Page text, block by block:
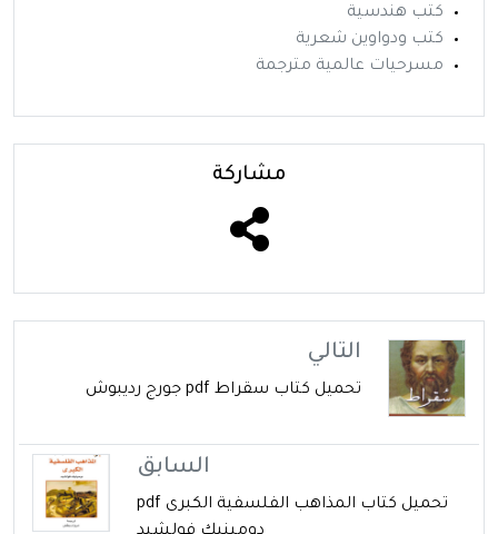
كتب هندسية
كتب ودواوين شعرية
مسرحيات عالمية مترجمة
مشاركة
التالي
تحميل كتاب سقراط pdf جورج رديبوش
السابق
تحميل كتاب المذاهب الفلسفية الكبرى pdf